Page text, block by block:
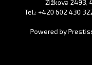
Žižkova 2493,
Tel.: +420 602 430
Powered by